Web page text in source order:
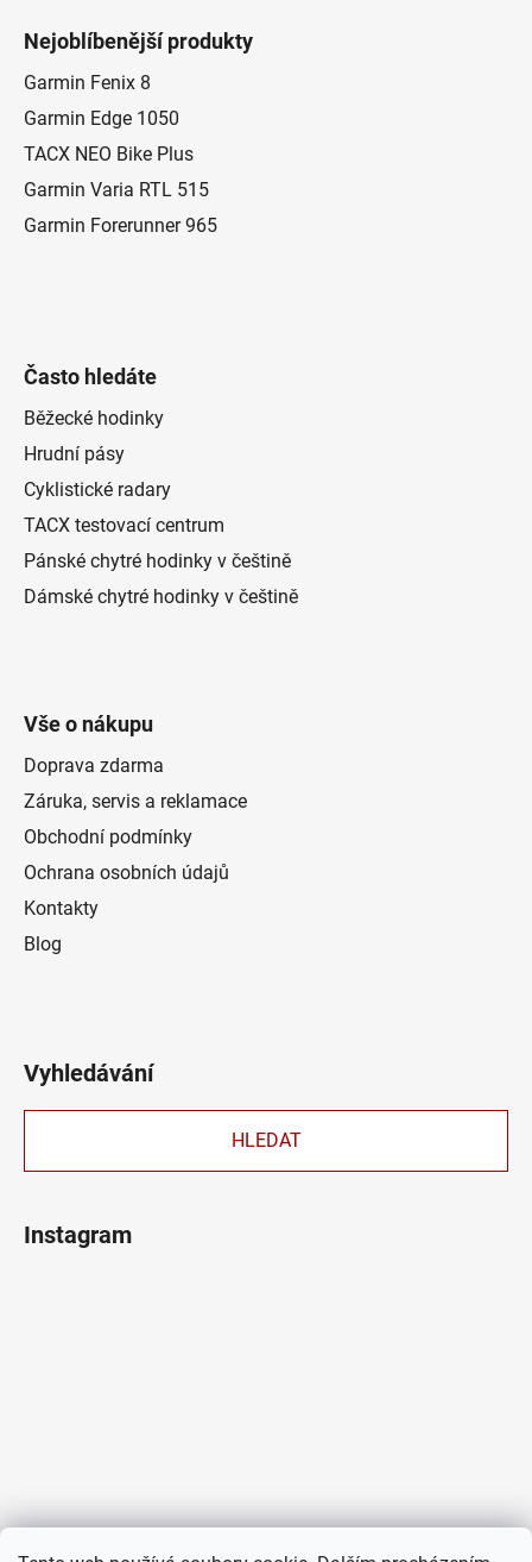
Nejoblíbenější produkty
Garmin Fenix 8
Garmin Edge 1050
TACX NEO Bike Plus
Garmin Varia RTL 515
Garmin Forerunner 965
Často hledáte
Běžecké hodinky
Hrudní pásy
Cyklistické radary
TACX testovací centrum
Pánské chytré hodinky v češtině
Dámské chytré hodinky v češtině
Vše o nákupu
Doprava zdarma
Záruka, servis a reklamace
Obchodní podmínky
Ochrana osobních údajů
Kontakty
Blog
Vyhledávání
HLEDAT
Instagram